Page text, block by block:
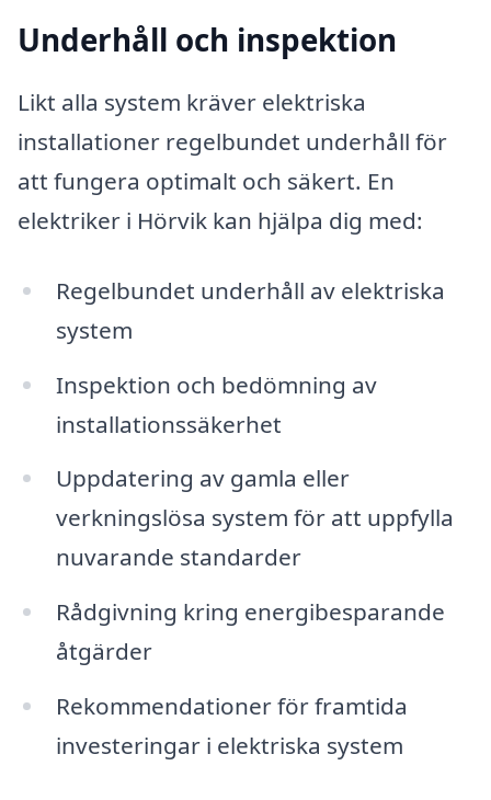
Underhåll och inspektion
Likt alla system kräver elektriska
installationer regelbundet underhåll för
att fungera optimalt och säkert. En
elektriker i Hörvik kan hjälpa dig med:
Regelbundet underhåll av elektriska
system
Inspektion och bedömning av
installationssäkerhet
Uppdatering av gamla eller
verkningslösa system för att uppfylla
nuvarande standarder
Rådgivning kring energibesparande
åtgärder
Rekommendationer för framtida
investeringar i elektriska system